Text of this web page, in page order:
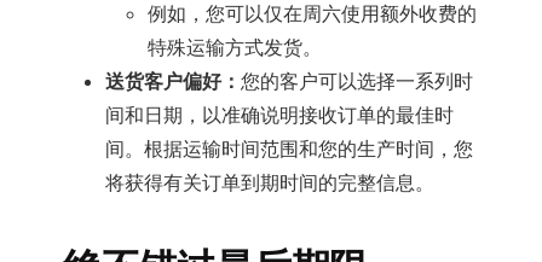
例如，您可以仅在周六使用额外收费的
特殊运输方式发货。
送货客户偏好：您的客户可以选择一系列时
间和日期，以准确说明接收订单的最佳时
间。根据运输时间范围和您的生产时间，您
将获得有关订单到期时间的完整信息。